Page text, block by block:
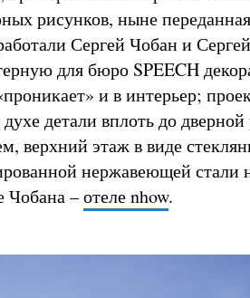
рисунков, ныне
Сергей Чобан и
для бюро SPEECH
и в интерьер;
детали вплоть до
верхний этаж в виде
нержавеющей стали
Чобана –отеле nhow.